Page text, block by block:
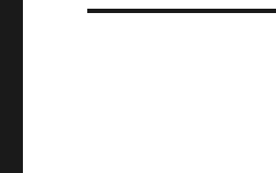
篇